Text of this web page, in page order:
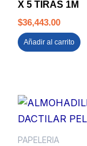
X 5 TIRAS 1M
$36,443.00
Añadir al carrito
PAPELERIA